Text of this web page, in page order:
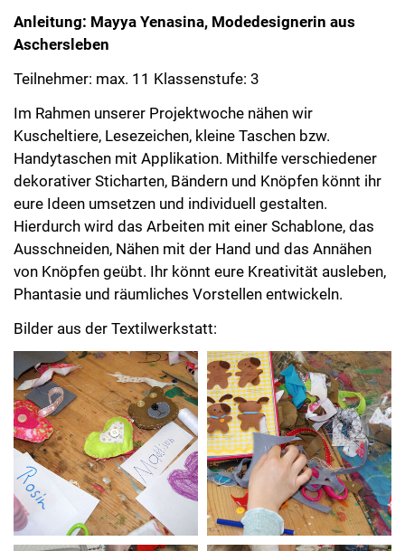
Anleitung: Mayya Yenasina, Modedesignerin aus
Aschersleben
Teilnehmer: max. 11 Klassenstufe: 3
Im Rahmen unserer Projektwoche nähen wir
Kuscheltiere, Lesezeichen, kleine Taschen bzw.
Handytaschen mit Applikation. Mithilfe verschiedener
dekorativer Sticharten, Bändern und Knöpfen könnt ihr
eure Ideen umsetzen und individuell gestalten.
Hierdurch wird das Arbeiten mit einer Schablone, das
Ausschneiden, Nähen mit der Hand und das Annähen
von Knöpfen geübt. Ihr könnt eure Kreativität ausleben,
Phantasie und räumliches Vorstellen entwickeln.
Bilder aus der Textilwerkstatt: